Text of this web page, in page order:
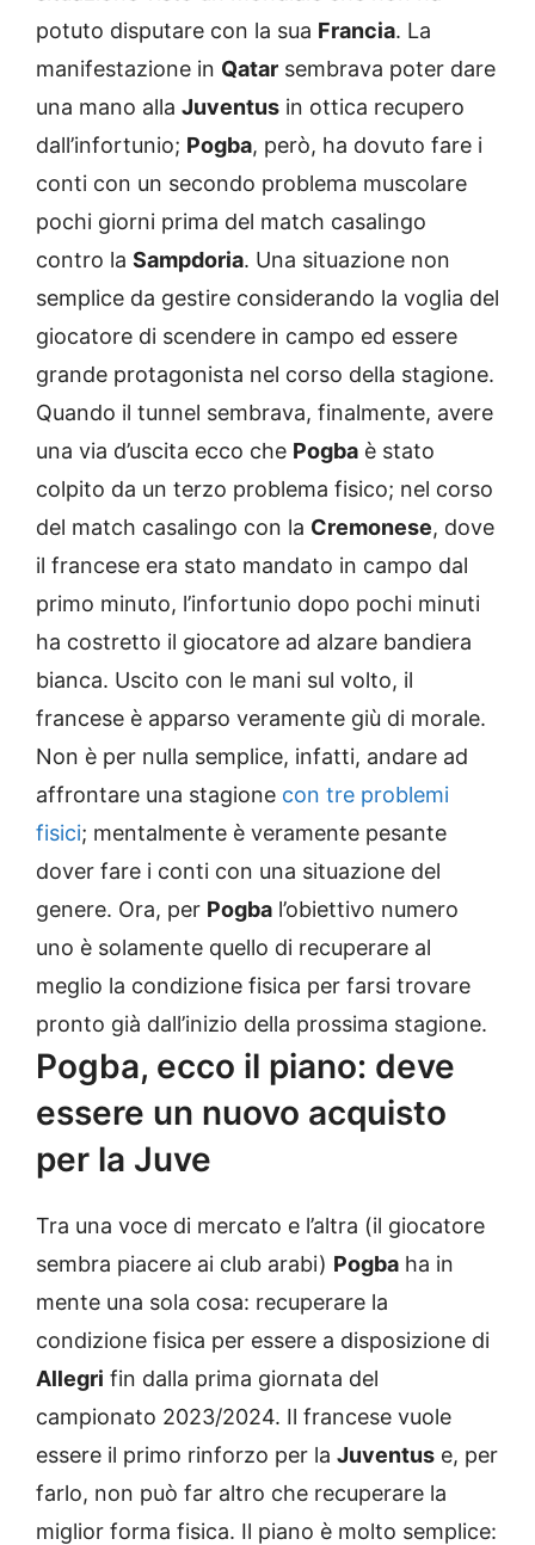
potuto disputare con la sua Francia. La
manifestazione in Qatar sembrava poter dare
una mano alla Juventus in ottica recupero
dall’infortunio; Pogba, però, ha dovuto fare i
conti con un secondo problema muscolare
pochi giorni prima del match casalingo
contro la Sampdoria. Una situazione non
semplice da gestire considerando la voglia del
giocatore di scendere in campo ed essere
grande protagonista nel corso della stagione.
Quando il tunnel sembrava, finalmente, avere
una via d’uscita ecco che Pogba è stato
colpito da un terzo problema fisico; nel corso
del match casalingo con la Cremonese, dove
il francese era stato mandato in campo dal
primo minuto, l’infortunio dopo pochi minuti
ha costretto il giocatore ad alzare bandiera
bianca. Uscito con le mani sul volto, il
francese è apparso veramente giù di morale.
Non è per nulla semplice, infatti, andare ad
affrontare una stagione con tre problemi
fisici; mentalmente è veramente pesante
dover fare i conti con una situazione del
genere. Ora, per Pogba l’obiettivo numero
uno è solamente quello di recuperare al
meglio la condizione fisica per farsi trovare
pronto già dall’inizio della prossima stagione.
Pogba, ecco il piano: deve
essere un nuovo acquisto
per la Juve
Tra una voce di mercato e l’altra (il giocatore
sembra piacere ai club arabi) Pogba ha in
mente una sola cosa: recuperare la
condizione fisica per essere a disposizione di
Allegri fin dalla prima giornata del
campionato 2023/2024. Il francese vuole
essere il primo rinforzo per la Juventus e, per
farlo, non può far altro che recuperare la
miglior forma fisica. Il piano è molto semplice: